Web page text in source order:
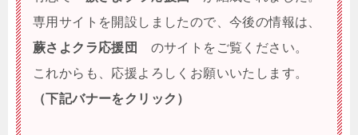
専用サイトを開設しましたので、今後の情報は、
蕨さよクラ応援団 のサイトをご覧ください。
これからも、応援よろしくお願いいたします。
（下記バナーをクリック）